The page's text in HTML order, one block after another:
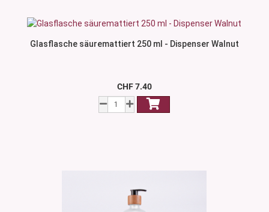
Glasflasche säuremattiert 250 ml - Dispenser Walnut
CHF 7.40